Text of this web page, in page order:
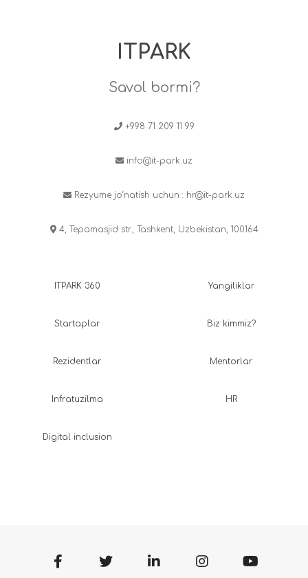
ITPARK
Savol bormi?
+998 71 209 11 99
info@it-park.uz
Rezyume jo‘natish uchun : hr@it-park.uz
4, Tepamasjid str., Tashkent, Uzbekistan, 100164
ITPARK 360
Startaplar
Rezidentlar
Infratuzilma
Digital inclusion
Yangiliklar
Biz kimmiz?
Mentorlar
HR